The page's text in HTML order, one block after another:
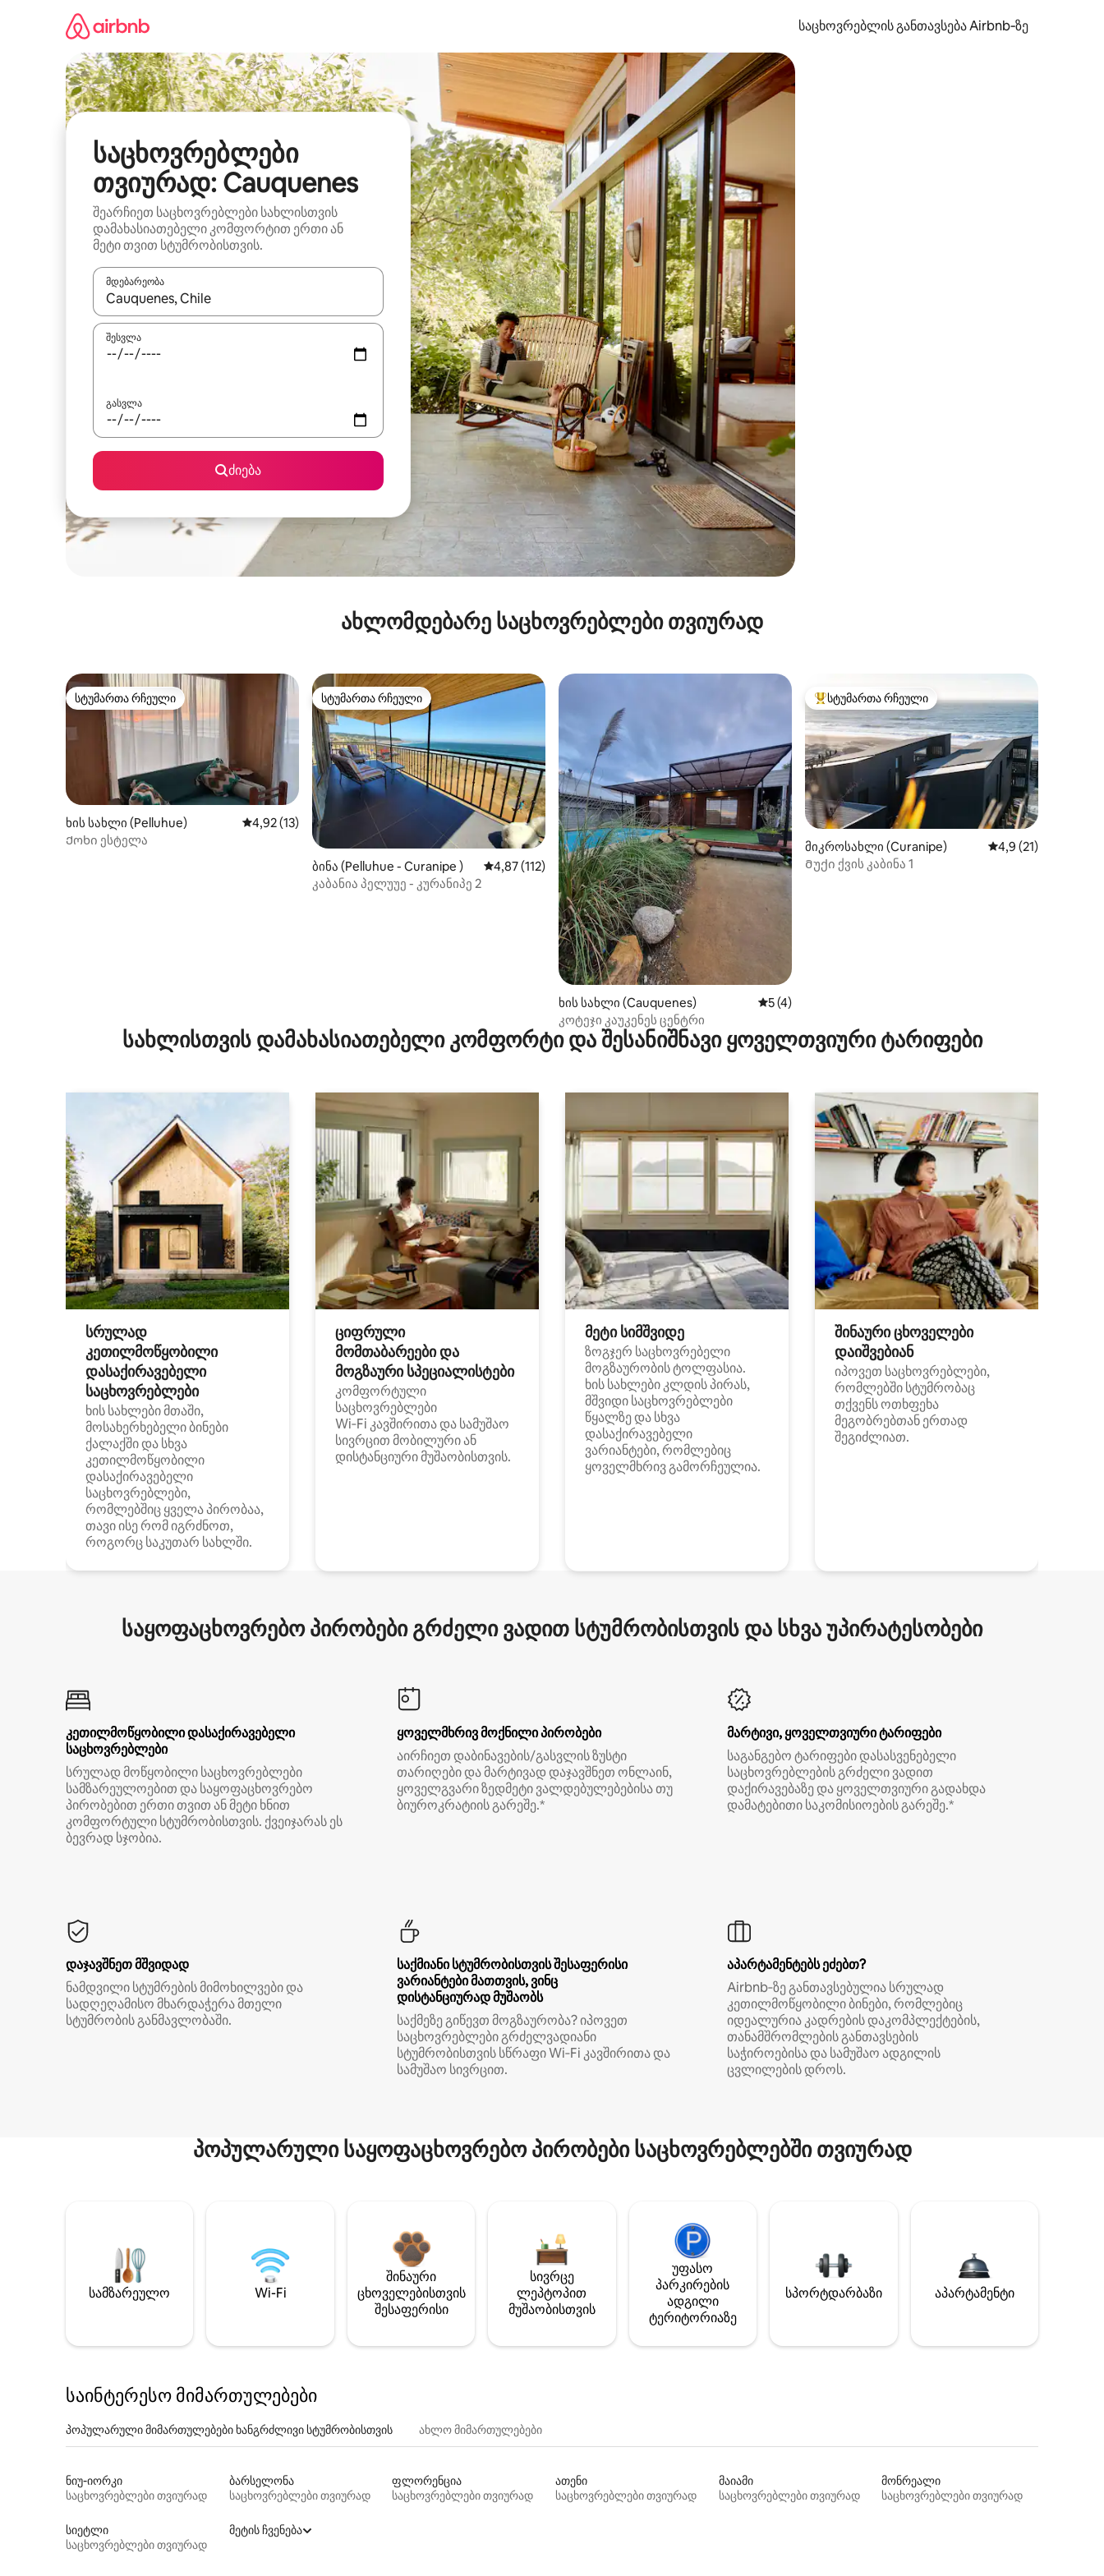
საცხოვრებლის განთავსება Airbnb‑ზე
საცხოვრებლები
თვიურად: Cauquenes
შეარჩიეთ საცხოვრებლები სახლისთვის
დამახასიათებელი კომფორტით ერთი ან
მეტი თვით სტუმრობისთვის.
მდებარეობა
როცა შედეგები ხელმისაწვდომი გახდება, ნავიგაციისთვის გამოიყენეთ კლავიშები ზემოთ/ქვემოთ მიმართული ისრებით ან შეხებისა თუ თითის გასმის ჟესტები.
შესვლა
გასვლა
ძიება
ახლომდებარე საცხოვრებლები თვიურად
სტუმართა რჩეული
სტუმართა რჩეული
ხის სახლი (Pelluhue) საშუალო შეფასებაა 5‑დან 4,92, 13 მიმოხილვა
4,92 (13)
Ქოხი ესტელა
სტუმართა რჩეული
სტუმართა რჩეული
ბინა (Pelluhue - Curanipe ) საშუალო შეფასებაა 5‑დან 4,87, 112 მიმოხილვა
4,87 (112)
კაბანია პელუუე - კურანიპე 2
ხის სახლი (Cauquenes) საშუალო შეფასებაა 5‑დან 5, 4 მიმოხილვა
5 (4)
კოტეჯი კაუკენეს ცენტრი
სტუმართა რჩეული მოწინავე ვარიანტი
სტუმართა რჩეული
მიკროსახლი (Curanipe) საშუალო
4,9 (21)
Მუქი ქვის კაბინა 1
სახლისთვის დამახასიათებელი კომფორტი და შესანიშნავი ყოველთვიური ტარიფები
სრულად
კეთილმოწყობილი
დასაქირავებელი
საცხოვრებლები
ხის სახლები მთაში,
მოსახერხებელი ბინები
ქალაქში და სხვა
კეთილმოწყობილი
დასაქირავებელი
საცხოვრებლები,
რომლებშიც ყველა პირობაა,
თავი ისე რომ იგრძნოთ,
როგორც საკუთარ სახლში.
ციფრული
მომთაბარეები და
მოგზაური სპეციალისტები
კომფორტული
საცხოვრებლები
Wi‑Fi კავშირითა და სამუშაო
სივრცით მობილური ან
დისტანციური მუშაობისთვის.
მეტი სიმშვიდე
ზოგჯერ საცხოვრებელი
მოგზაურობის ტოლფასია.
ხის სახლები კლდის პირას,
მშვიდი საცხოვრებლები
წყალზე და სხვა
დასაქირავებელი
ვარიანტები, რომლებიც
ყოველმხრივ გამორჩეულია.
შინაური ცხოველები
დაიშვებიან
იპოვეთ საცხოვრებლები,
რომლებში სტუმრობაც
თქვენს ოთხფეხა
მეგობრებთან ერთად
შეგიძლიათ.
საყოფაცხოვრებო პირობები გრძელი ვადით სტუმრობისთვის და სხვა უპირატესობები
კეთილმოწყობილი დასაქირავებელი
საცხოვრებლები
სრულად მოწყობილი საცხოვრებლები
სამზარეულოებით და საყოფაცხოვრებო
პირობებით ერთი თვით ან მეტი ხნით
კომფორტული სტუმრობისთვის. ქვეიჯარას ეს
ბევრად სჯობია.
ყოველმხრივ მოქნილი პირობები
აირჩიეთ დაბინავების/გასვლის ზუსტი
თარიღები და მარტივად დაჯავშნეთ ონლაინ,
ყოველგვარი ზედმეტი ვალდებულებებისა თუ
ბიუროკრატიის გარეშე.*
მარტივი, ყოველთვიური ტარიფები
საგანგებო ტარიფები დასასვენებელი
საცხოვრებლების გრძელი ვადით
დაქირავებაზე და ყოველთვიური გადახდა
დამატებითი საკომისიოების გარეშე.*
დაჯავშნეთ მშვიდად
ნამდვილი სტუმრების მიმოხილვები და
სადღეღამისო მხარდაჭერა მთელი
სტუმრობის განმავლობაში.
საქმიანი სტუმრობისთვის შესაფერისი
ვარიანტები მათთვის, ვინც
დისტანციურად მუშაობს
საქმეზე გიწევთ მოგზაურობა? იპოვეთ
საცხოვრებლები გრძელვადიანი
სტუმრობისთვის სწრაფი Wi‑Fi კავშირითა და
სამუშაო სივრცით.
აპარტამენტებს ეძებთ?
Airbnb‑ზე განთავსებულია სრულად
კეთილმოწყობილი ბინები, რომლებიც
იდეალურია კადრების დაკომპლექტების,
თანამშრომლების განთავსების
საჭიროებისა და სამუშაო ადგილის
ცვლილების დროს.
პოპულარული საყოფაცხოვრებო პირობები საცხოვრებლებში თვიურად
სამზარეულო Wi-Fi
შინაური
ცხოველებისთვის
შესაფერისი
სივრცე
ლეპტოპით
მუშაობისთვის
უფასო
პარკირების
ადგილი
ტერიტორიაზე
სპორტდარბაზი აპარტამენტი
საინტერესო მიმართულებები
პოპულარული მიმართულებები ხანგრძლივი სტუმრობისთვის ახლო მიმართულებები
ნიუ-იორკი
საცხოვრებლები თვიურად
ბარსელონა
საცხოვრებლები თვიურად
ფლორენცია
საცხოვრებლები თვიურად
ათენი
საცხოვრებლები თვიურად
მაიამი
საცხოვრებლები თვიურად
მონრეალი
საცხოვრებლები თვიურად
სიეტლი
საცხოვრებლები თვიურად
მეტის ჩვენება